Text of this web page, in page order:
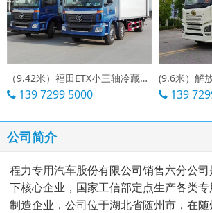
（9.42米）福田ETX小三轴冷藏车厂家
139 7299 5000 139
公司简介
程力专用汽车股份有限公司销售六分公
下核心企业，国家工信部定点生产各类
制造企业，公司位于湖北省随州市，在随